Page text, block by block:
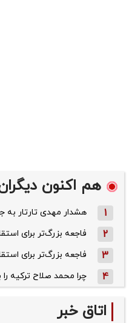
هم اکنون
1 هشدار مهدی تارتار
2 فاجعه بزرگ‌تر برای
3 فاجعه بزرگ‌تر برای
4 چرا محمد صلاح ترکیه
اتاق خبر